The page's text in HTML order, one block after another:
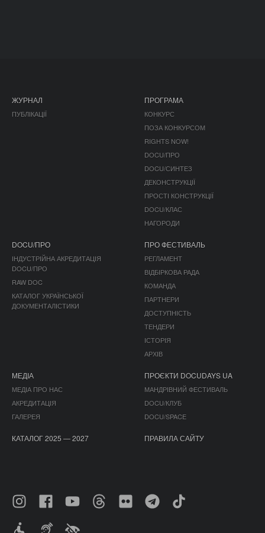
ЖУРНАЛ
ПУБЛІКАЦІЇ
ПРОГРАМА
КОНКУРС
ПОЗА КОНКУРСОМ
RIGHTS NOW!
DOCU/ПРО
DOCU/СИНТЕЗ
ДЕКОНСТРУКЦІЇ
ПРОСТІ КОНСТРУКЦІЇ
DOCU/КЛАС
НАГОРОДИ
DOCU/ПРО
ІНДУСТРІЙНА АКРЕДИТАЦІЯ
DOCU/ПРО
RAW DOC
КАТАЛОГ УКРАЇНСЬКОЇ
ДОКУМЕНТАЛІСТИКИ
ПРО ФЕСТИВАЛЬ
РЕГЛАМЕНТ
ВІДБІРКОВА РАДА
КОМАНДА
ПАРТНЕРИ
ДОСТУПНІСТЬ
ТЕНДЕРИ
ІСТОРІЯ
АРХІВ
МЕДІА
МЕДІА ПРО НАС
АКРЕДИТАЦІЯ
ГАЛЕРЕЯ
ПРОЄКТИ DOCUDAYS UA
МАНДРІВНИЙ ФЕСТИВАЛЬ
DOCU/КЛУБ
DOCU/SPACE
КАТАЛОГ 2025 — 2027 ПРАВИЛА САЙТУ